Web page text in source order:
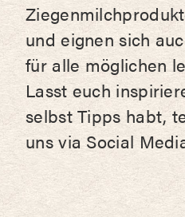
und eignen sich
für alle möglichen
Lasst euch
selbst Tipps habt,
uns via Social